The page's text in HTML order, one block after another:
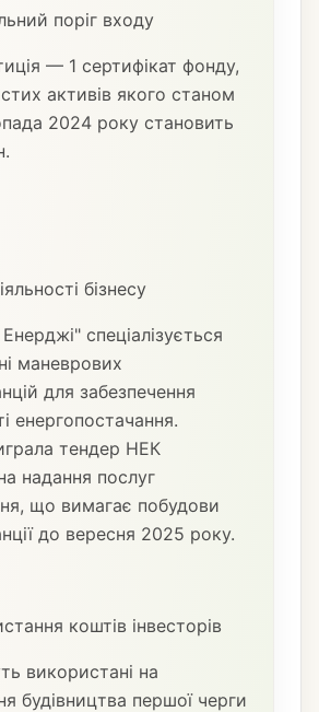
поріг входу
— 1 сертифікат фонду,
активів якого станом
2024 року становить
бізнесу
спеціалізується
маневрових
для забезпечення
енергопостачання.
тендер НЕК
надання послуг
що вимагає побудови
до вересня 2025 року.
коштів інвесторів
використані на
будівництва першої черги